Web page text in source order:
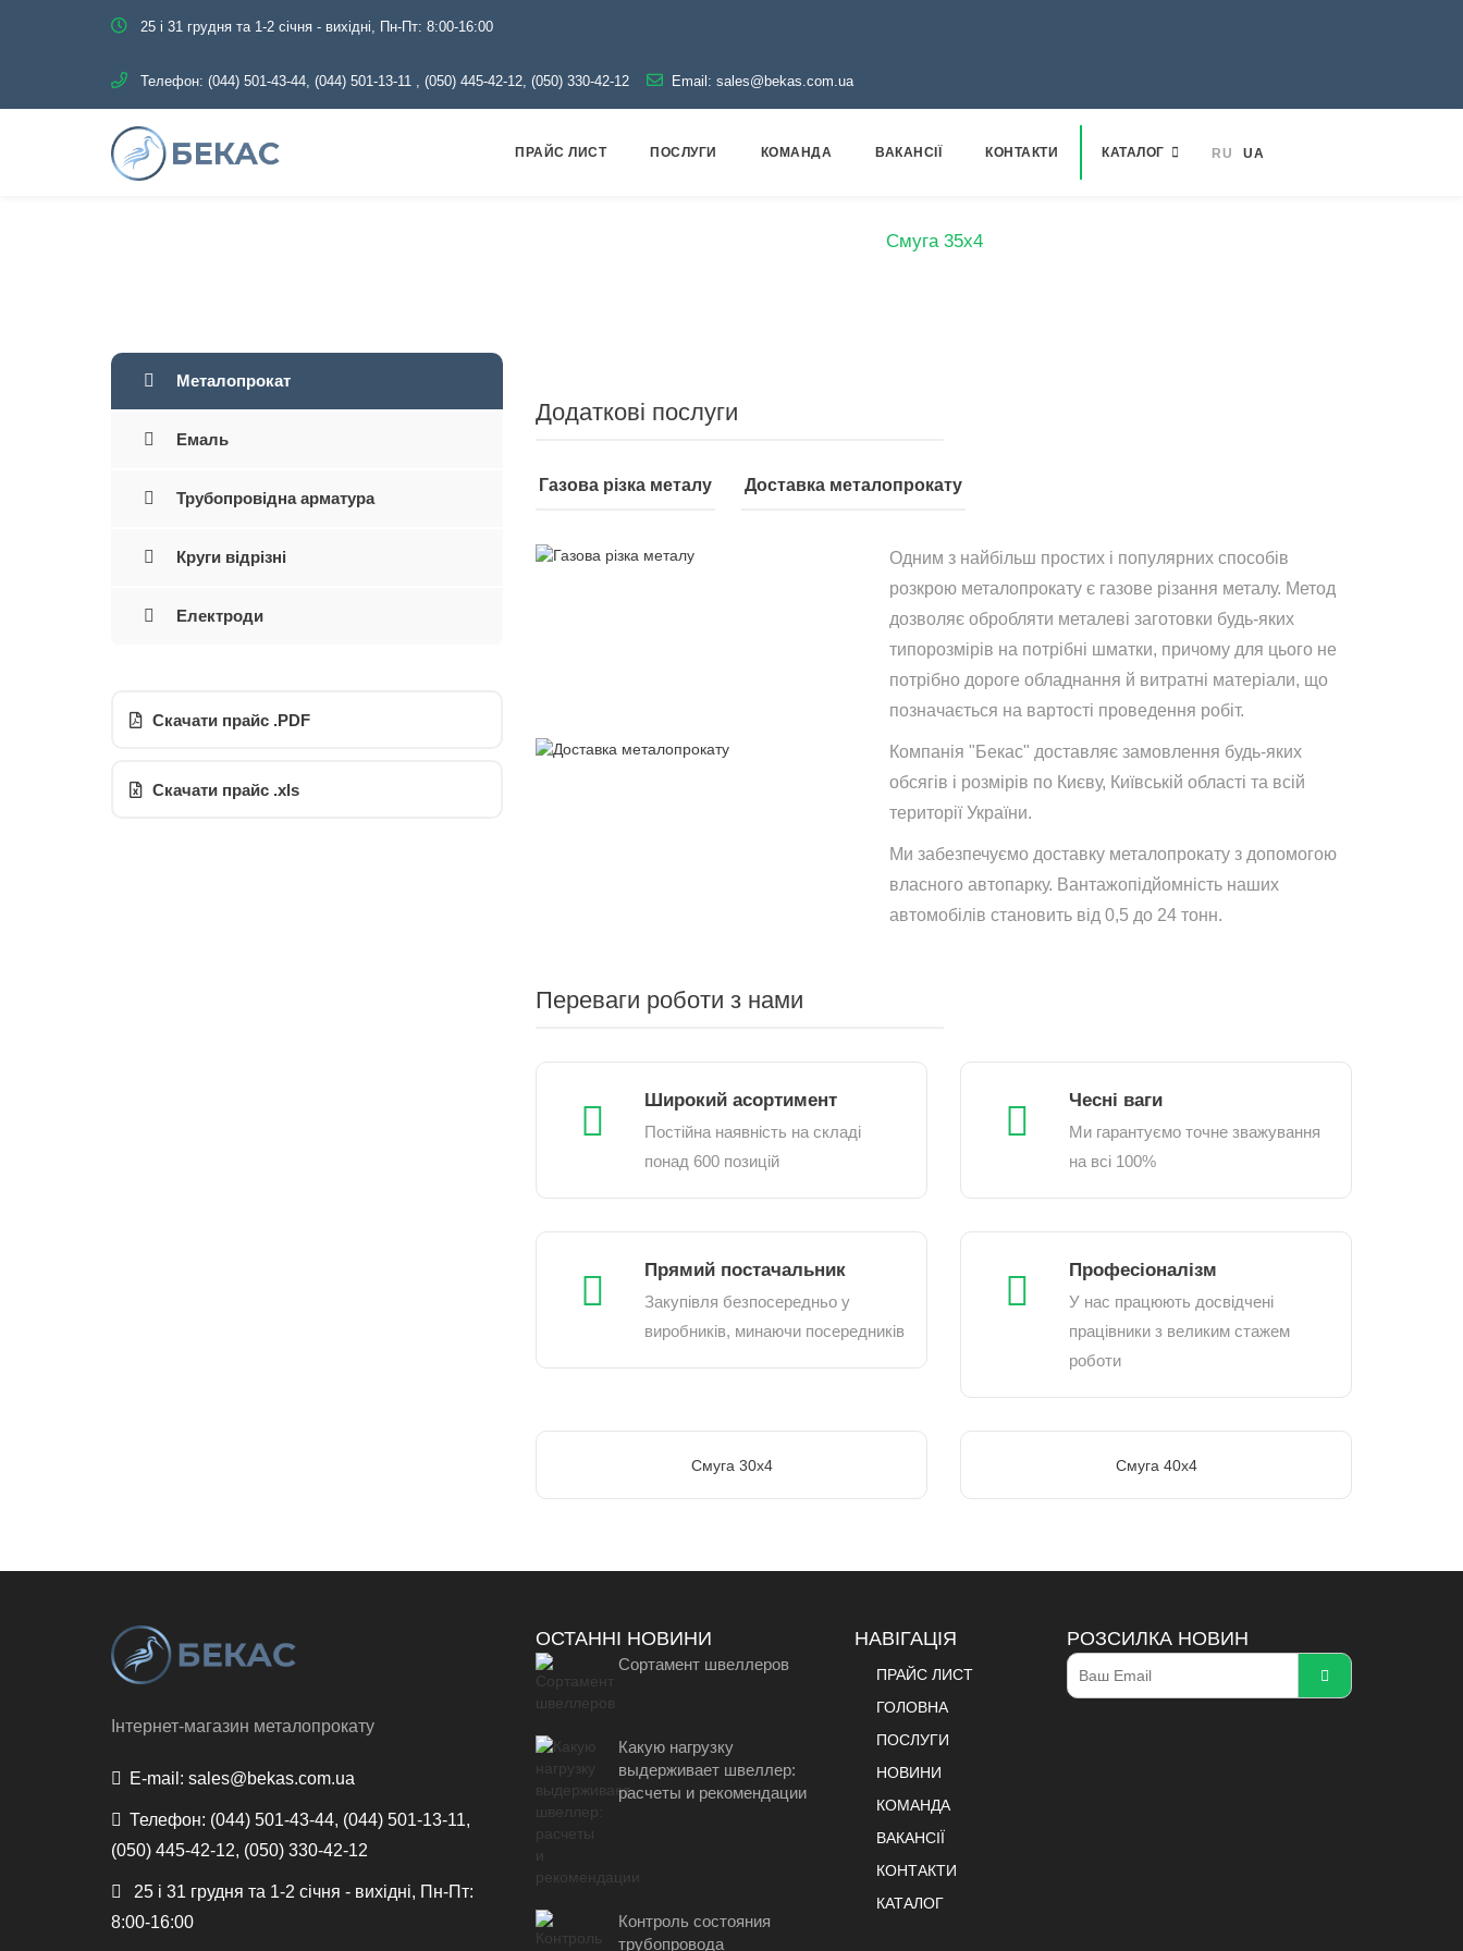
25 і 31 грудня та 1-2 січня - вихідні, Пн-Пт: 8:00-16:00
Телефон: (044) 501-43-44, (044) 501-13-11 , (050) 445-42-12, (050) 330-42-12 Email: sales@bekas.com.ua
ПРАЙС ЛИСТ ПОСЛУГИ КОМАНДА ВАКАНСІЇ КОНТАКТИ КАТАЛОГ RU UA
Смуга 35х4
Металопрокат
Емаль
Трубопровідна арматура
Круги відрізні
Електроди
Скачати прайс .PDF
Скачати прайс .xls
Додаткові послуги
Газова різка металу Доставка металопрокату
Одним з найбільш простих і популярних способів
розкрою металопрокату є газове різання металу. Метод
дозволяє обробляти металеві заготовки будь-яких
типорозмірів на потрібні шматки, причому для цього не
потрібно дороге обладнання й витратні матеріали, що
позначається на вартості проведення робіт.
Компанія "Бекас" доставляє замовлення будь-яких
обсягів і розмірів по Києву, Київській області та всій
території України.
Ми забезпечуємо доставку металопрокату з допомогою
власного автопарку. Вантажопідйомність наших
автомобілів становить від 0,5 до 24 тонн.
Переваги роботи з нами
Широкий асортимент
Постійна наявність на складі
понад 600 позицій
Чесні ваги
Ми гарантуємо точне зважування
на всі 100%
Прямий постачальник
Закупівля безпосередньо у
виробників, минаючи посередників
Професіоналізм
У нас працюють досвідчені
працівники з великим стажем
роботи
Смуга 30х4 Смуга 40х4
Інтернет-магазин металопрокату
E-mail: sales@bekas.com.ua
Телефон: (044) 501-43-44, (044) 501-13-11,
(050) 445-42-12, (050) 330-42-12
25 і 31 грудня та 1-2 січня - вихідні, Пн-Пт:
8:00-16:00
ОСТАННІ НОВИНИ
Сортамент швеллеров
Какую нагрузку
выдерживает швеллер:
расчеты и рекомендации
Контроль состояния
трубопровода
НАВІГАЦІЯ
ПРАЙС ЛИСТ
ГОЛОВНА
ПОСЛУГИ
НОВИНИ
КОМАНДА
ВАКАНСІЇ
КОНТАКТИ
КАТАЛОГ
РОЗСИЛКА НОВИН